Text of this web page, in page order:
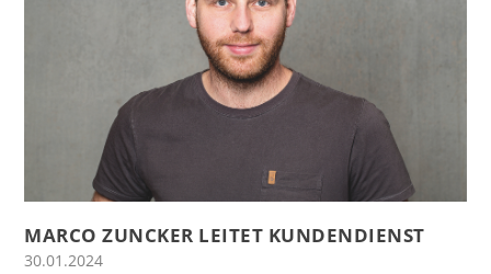
MARCO ZUNCKER LEITET KUNDENDIENST
30.01.2024